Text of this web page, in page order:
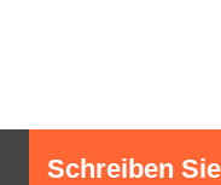
Schreiben